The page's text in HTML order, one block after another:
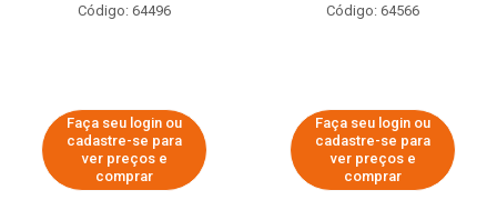
Código: 64496
Faça seu login ou
cadastre-se para
ver preços e
comprar
Código: 64566
Faça seu login ou
cadastre-se para
ver preços e
comprar